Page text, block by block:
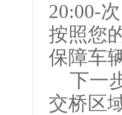
20:00-
按照您
保障车
下一
交桥区